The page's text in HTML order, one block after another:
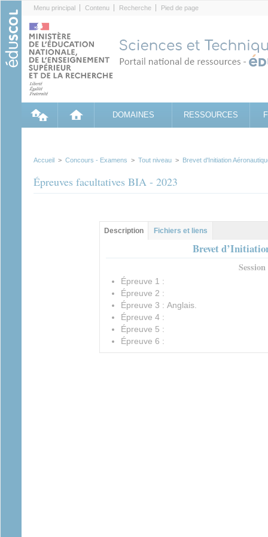
Menu principal Contenu Recherche Pied de page
DOMAINES RESSOURCES
Accueil > Concours - Examens > Tout niveau > Brevet d'Initiation
Épreuves facultatives BIA - 2023
Groupe principal
Description (onglet
actif)
Fichiers et liens
Brevet
Session
Épreuve 1 :
Épreuve 2 :
Épreuve 3 : Anglais.
Épreuve 4 :
Épreuve 5 :
Épreuve 6 :